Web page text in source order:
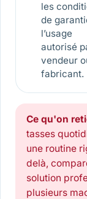
les
de
l’usage
autorisé
vendeur
fabricant.
Ce qu'on
tasses
une routine
delà,
solution
plusieurs